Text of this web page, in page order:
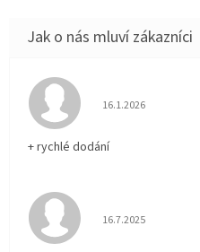
Hodnocení
16.1.2026
+ rychlé dodání
Hodnocení
16.7.2025